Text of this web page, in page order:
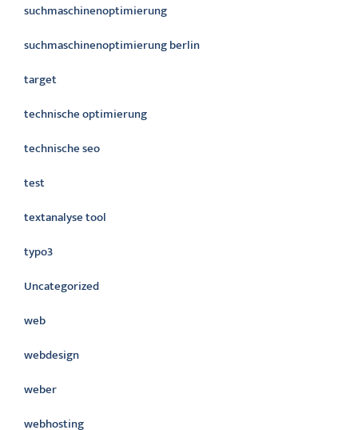
suchmaschinenoptimierung
suchmaschinenoptimierung berlin
target
technische optimierung
technische seo
test
textanalyse tool
typo3
Uncategorized
web
webdesign
weber
webhosting